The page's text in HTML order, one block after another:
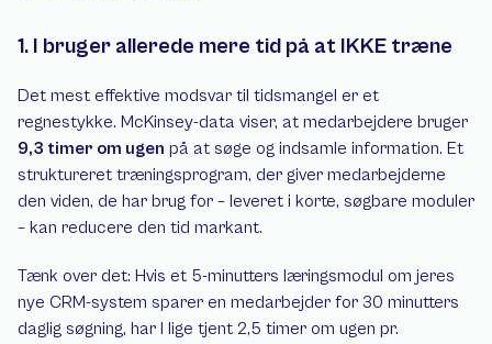
1. I bruger allerede mere tid på at IKKE træne
Det mest effektive modsvar til tidsmangel er et
9,3 timer om ugen på at søge og indsamle information. Et
struktureret træningsprogram, der giver medarbejderne
den viden, de har brug for – leveret i korte, søgbare moduler
– kan reducere den tid markant.
Tænk over det: Hvis et 5-minutters læringsmodul om jeres
nye CRM-system sparer en medarbejder for 30 minutters
daglig søgning, har I lige tjent 2,5 timer om ugen pr.